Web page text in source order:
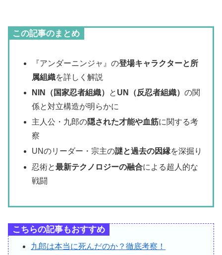
この記事のまとめ
『アンダーニンジャ』の登場キャラクターと所
属組織を詳しく解説
NIN（国家忍者組織）
と UN（反忍者組織）の関
係と対立構造が明らかに
主人公・九郎の隠された才能や血筋に関する考
察
UNのリーダー・宗主の謎と過去の因縁を深掘り
忍術と最新テクノロジーの融合による超人的な
戦闘
こちらの記事もおすすめ
九郎は本当に死んだのか？徹底考察！